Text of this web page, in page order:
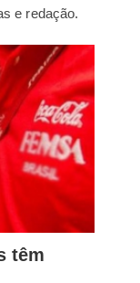
e redação.
têm